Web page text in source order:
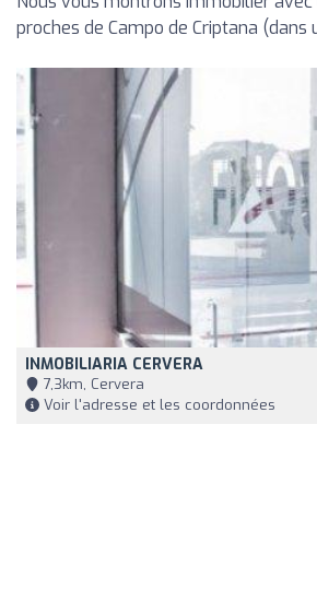
proches de Campo de Criptana (dans
INMOBILIARIA CERVERA
7,3km, Cervera
Voir l'adresse et les coordonnées